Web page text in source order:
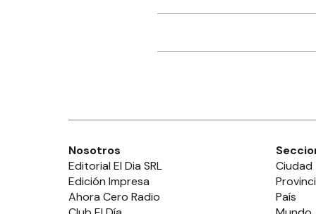
Nosotros
Editorial El Dia SRL
Edición Impresa
Ahora Cero Radio
Ciudad
País